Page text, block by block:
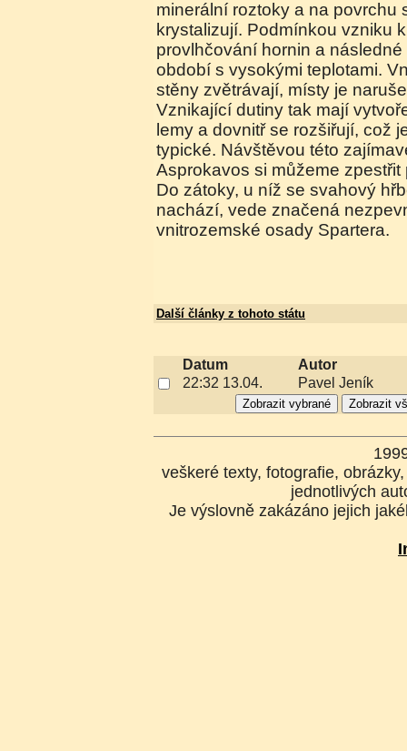
minerální roztoky a na povrchu
krystalizují. Podmínkou vzniku
provlhčování hornin a
období s vysokými teplotami.
stěny zvětrávají, místy je
Vznikající dutiny tak mají
lemy a dovnitř se rozšiřují, což
typické. Návštěvou této
Asprokavos si můžeme zpestřit
Do zátoky, u níž se svahový
nachází, vede značená
vnitrozemské osady Spartera.
Další články z tohoto státu
Datum
Autor
22:32 13.04.
Pavel Jeník
veškeré texty, fotografie,
jednotlivých
Je výslovně zakázáno jejich